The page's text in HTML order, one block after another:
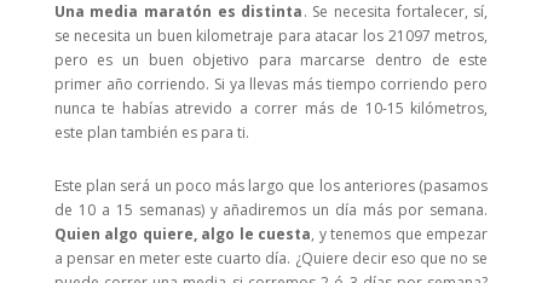
Una media maratón es distinta. Se necesita fortalecer, sí,
se necesita un buen kilometraje para atacar los 21097 metros,
pero es un buen objetivo para marcarse dentro de este
primer año corriendo. Si ya llevas más tiempo corriendo pero
nunca te habías atrevido a correr más de 10-15 kilómetros,
este plan también es para ti.
Este plan será un poco más largo que los anteriores (pasamos
de 10 a 15 semanas) y añadiremos un día más por semana.
Quien algo quiere, algo le cuesta, y tenemos que empezar
a pensar en meter este cuarto día. ¿Quiere decir eso que no se